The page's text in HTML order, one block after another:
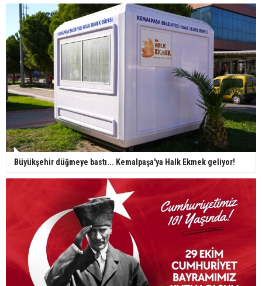
Büyükşehir düğmeye bastı... Kemalpaşa'ya Halk Ekmek geliyor!